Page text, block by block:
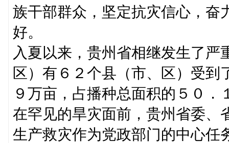
族干部群众，坚定抗灾信心，奋
好。
入夏以来，贵州省相继发生了
区）有６２个县（市、区）受
９万亩，占播种总面积的５０．
在罕见的旱灾面前，贵州省委、
生产救灾作为党政部门的中心任